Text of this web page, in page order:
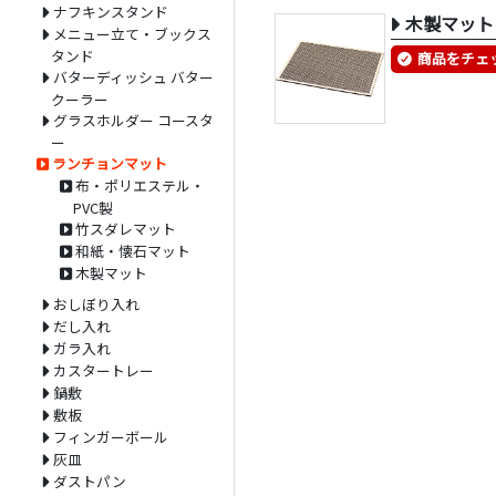
木製マット
商品をチェ
ナフキンスタンド
メニュー立て・ブックス
タンド
バターディッシュ バター
クーラー
グラスホルダー コースタ
ー
ランチョンマット
布・ポリエステル・
PVC製
竹スダレマット
和紙・懐石マット
木製マット
おしぼり入れ
だし入れ
ガラ入れ
カスタートレー
鍋敷
敷板
フィンガーボール
灰皿
ダストパン